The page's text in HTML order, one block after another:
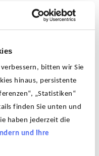
bitten wir Sie
hinaus, persistente
„Statistiken“
finden Sie unten und
haben jederzeit die
und Ihre
einer
in spanischer
ohne Bild« –
Bildsinn hin. Er stellt
Quelle dar.
des Bilder-
Zustand ohne Bild
dem Künstler,
sichtbare Bild? Es
zu den